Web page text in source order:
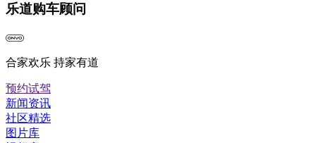
乐道购车顾问
合家欢乐 持家有道
预约试驾
新闻资讯
社区精选
图片库